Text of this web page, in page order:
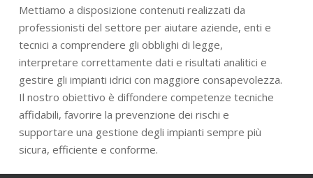
Mettiamo a disposizione contenuti realizzati da
professionisti del settore per aiutare aziende, enti e
tecnici a comprendere gli obblighi di legge,
interpretare correttamente dati e risultati analitici e
gestire gli impianti idrici con maggiore consapevolezza.
Il nostro obiettivo è diffondere competenze tecniche
affidabili, favorire la prevenzione dei rischi e
supportare una gestione degli impianti sempre più
sicura, efficiente e conforme.